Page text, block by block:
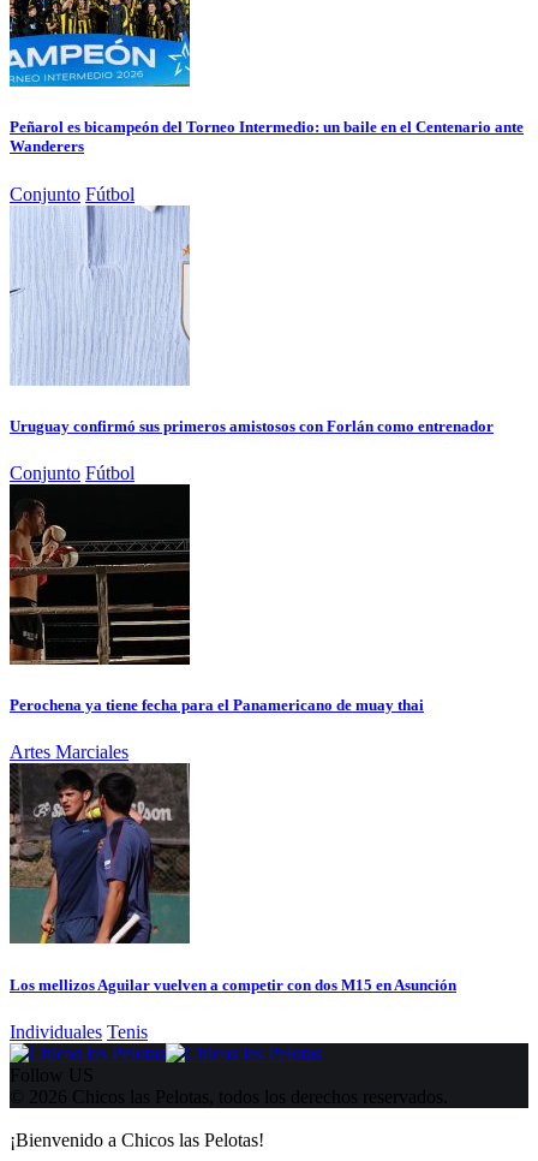
Peñarol es bicampeón del Torneo Intermedio: un baile en el Centenario ante
Wanderers
Conjunto Fútbol
Uruguay confirmó sus primeros amistosos con Forlán como entrenador
Conjunto Fútbol
Perochena ya tiene fecha para el Panamericano de muay thai
Artes Marciales
Los mellizos Aguilar vuelven a competir con dos M15 en Asunción
Individuales Tenis
Follow US
© 2026 Chicos las Pelotas, todos los derechos reservados.
¡Bienvenido a Chicos las Pelotas!